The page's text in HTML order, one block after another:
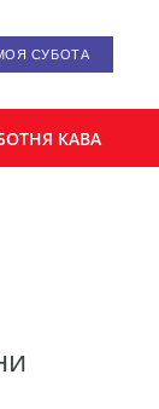
СУБОТА
КАВА